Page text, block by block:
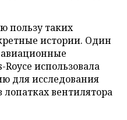
пользу таких
истории. Один
использовала
для исследования
вентилятора